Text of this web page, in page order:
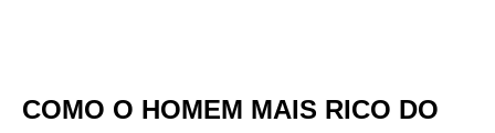
COMO O HOMEM MAIS RICO DO